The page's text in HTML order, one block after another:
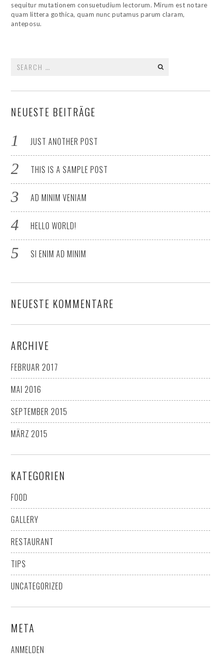
sequitur mutationem consuetudium lectorum. Mirum est notare
quam littera gothica, quam nunc putamus parum claram,
anteposu.
for:
NEUESTE BEITRÄGE
JUST ANOTHER POST
THIS IS A SAMPLE POST
AD MINIM VENIAM
HELLO WORLD!
SI ENIM AD MINIM
NEUESTE KOMMENTARE
ARCHIVE
FEBRUAR 2017
MAI 2016
SEPTEMBER 2015
MÄRZ 2015
KATEGORIEN
FOOD
GALLERY
RESTAURANT
TIPS
UNCATEGORIZED
META
ANMELDEN